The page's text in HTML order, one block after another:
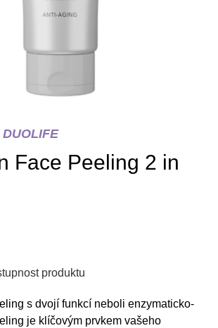
Face Peeling 2 in
produktu
s dvojí funkcí neboli enzymaticko-
je klíčovým prvkem vašeho